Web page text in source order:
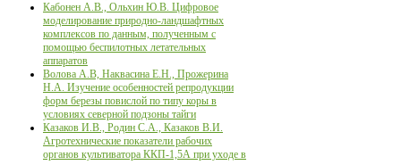
Кабонен А.В., Ольхин Ю.В. Цифровое
моделирование природно-ландшафтных
комплексов по данным, полученным с
помощью беспилотных летательных
аппаратов
Волова А.В, Наквасина Е.Н., Прожерина
Н.А. Изучение особенностей репродукции
форм березы повислой по типу коры в
условиях северной подзоны тайги
Казаков И.В., Родин С.А., Казаков В.И.
Агротехнические показатели рабочих
органов культиватора ККП-1,5А при уходе в